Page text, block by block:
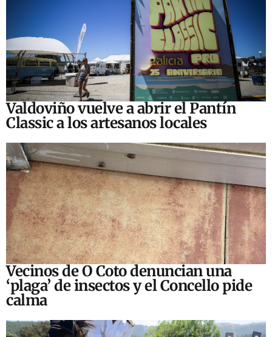
Valdoviño vuelve a abrir el Pantín
Classic a los artesanos locales
Vecinos de O Coto denuncian una
‘plaga’ de insectos y el Concello pide
calma